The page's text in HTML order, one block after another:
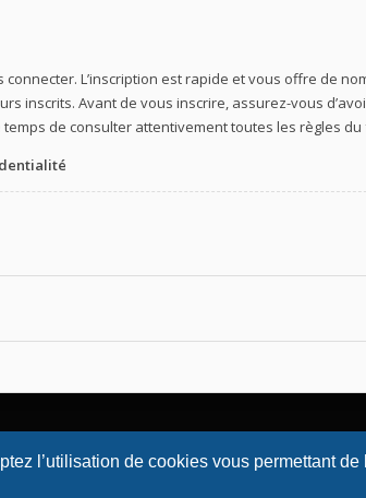
l’utilisation de cookies vous permettant
L’inscription est rapide et vous offre de
inscrits. Avant de vous inscrire, assurez-vous
de consulter attentivement toutes les règles